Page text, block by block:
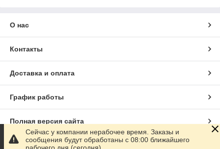
О нас
Контакты
Доставка и оплата
График работы
Полная версия сайта
Сайт создан на маркетплейсе
Сейчас у компании нерабочее время. Заказы и
сообщения будут обработаны с 08:00 ближайшего